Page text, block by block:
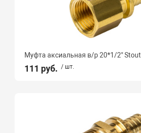
Муфта аксиальная в/р 20*1/2" Stout
111 руб. / шт.